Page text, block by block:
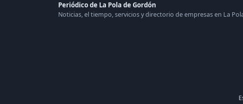
Periódico de La Pola de Gordón
Noticias, el tiempo, servicios y directorio de empresas en La